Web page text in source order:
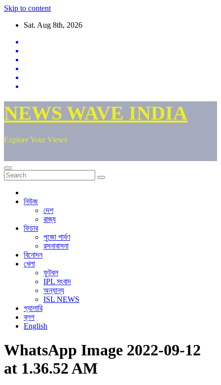
Skip to content
Sat. Aug 8th, 2026
NEWS WAVE INDIA
Explore Your Views
নিউজ
দেশ
রাজ্য
ফিচার
পুজো পার্বণ
রসনাবাসনা
বিনোদন
খেলা
ফুটবল
IPL সংবাদ
অন্যান্য
ISL NEWS
গ্যালারি
ব্লগ
English
WhatsApp Image 2022-09-12
at 1.36.52 AM